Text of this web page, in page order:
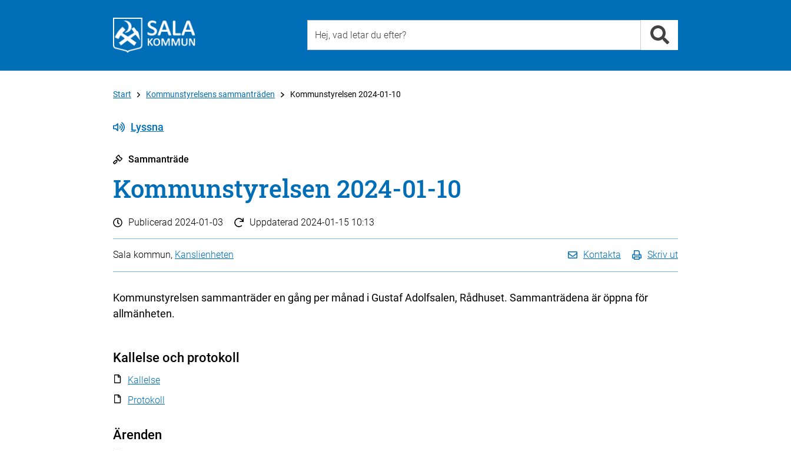
Start Kommunstyrelsens sammanträden Kommunstyrelsen 2024-01-10
Lyssna
Sammanträde
Kommunstyrelsen 2024-01-10
Publicerad 2024-01-03 Uppdaterad 2024-01-15 10:13
Sala kommun, Kanslienheten Kontakta Skriv ut
Kommunstyrelsen sammanträder en gång per månad i Gustaf Adolfsalen, Rådhuset. Sammanträdena är öppna för
allmänheten.
Kallelse och protokoll
Kallelse
Protokoll
Ärenden